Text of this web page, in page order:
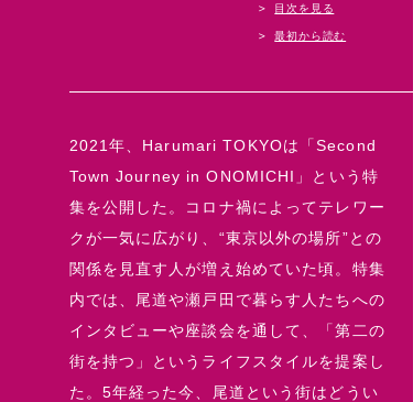
目次を見る
最初から読む
2021年、Harumari TOKYOは「Second
Town Journey in ONOMICHI」という特
集を公開した。コロナ禍によってテレワー
クが一気に広がり、“東京以外の場所”との
関係を見直す人が増え始めていた頃。特集
内では、尾道や瀬戸田で暮らす人たちへの
インタビューや座談会を通して、「第二の
街を持つ」というライフスタイルを提案し
た。5年経った今、尾道という街はどうい